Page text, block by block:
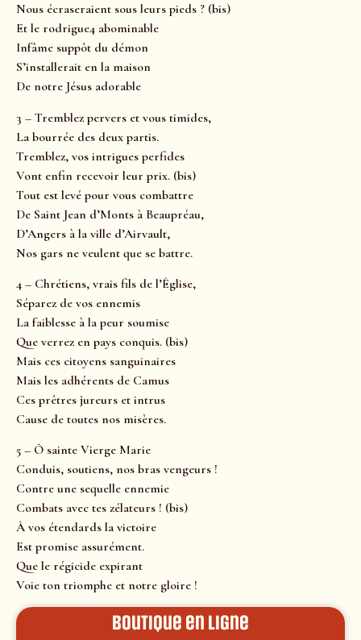
Nous écraseraient sous leurs pieds ? (bis)
Et le rodrigue4 abominable
Infâme suppôt du démon
S’installerait en la maison
De notre Jésus adorable
3 – Tremblez pervers et vous timides,
La bourrée des deux partis.
Tremblez, vos intrigues perfides
Vont enfin recevoir leur prix. (bis)
Tout est levé pour vous combattre
De Saint Jean d’Monts à Beaupréau,
D’Angers à la ville d’Airvault,
Nos gars ne veulent que se battre.
4 – Chrétiens, vrais fils de l’Église,
Séparez de vos ennemis
La faiblesse à la peur soumise
Que verrez en pays conquis. (bis)
Mais ces citoyens sanguinaires
Mais les adhérents de Camus
Ces prêtres jureurs et intrus
Cause de toutes nos misères.
5 – Ô sainte Vierge Marie
Conduis, soutiens, nos bras vengeurs !
Contre une sequelle ennemie
Combats avec tes zélateurs ! (bis)
À vos étendards la victoire
Est promise assurément.
Que le régicide expirant
Voie ton triomphe et notre gloire !
Boutique en ligne